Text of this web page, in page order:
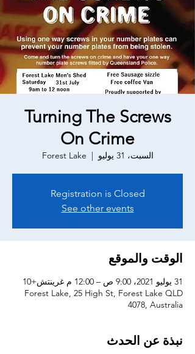
Turning The Screws
On Crime
السبت، 31 يوليو
  |
Forest Lake
Registration is Closed
See other events
الوقت والموقع
31 يوليو 2021، 9:00 ص – 12:00 م غرينتش+10
Forest Lake, 25 High St, Forest Lake QLD
4078, Australia
نبذة عن الحدث